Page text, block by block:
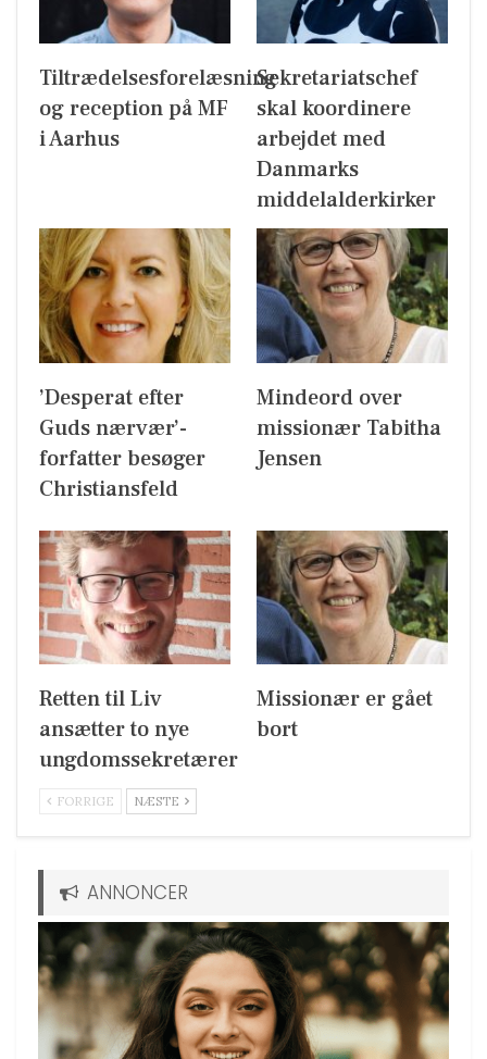
Tiltrædelsesforelæsning
og reception på MF
i Aarhus
Sekretariatschef
skal koordinere
arbejdet med
Danmarks
middelalderkirker
’Desperat efter
Guds nærvær’-
forfatter besøger
Christiansfeld
Mindeord over
missionær Tabitha
Jensen
Retten til Liv
ansætter to nye
ungdomssekretærer
Missionær er gået
bort
FORRIGE NÆSTE
ANNONCER